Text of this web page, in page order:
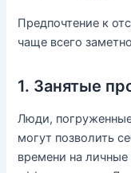
Предпочтение к
чаще всего
1. Занятые
Люди, погруженные
могут позволить
времени на